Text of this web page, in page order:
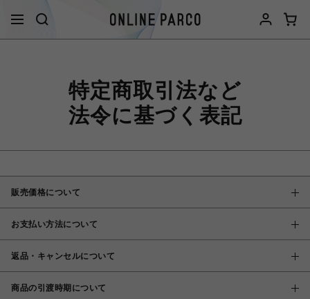
特定商取引法など
法令に基づく表記
販売価格について
お支払い方法について
返品・キャンセルについて
商品の引渡時期について